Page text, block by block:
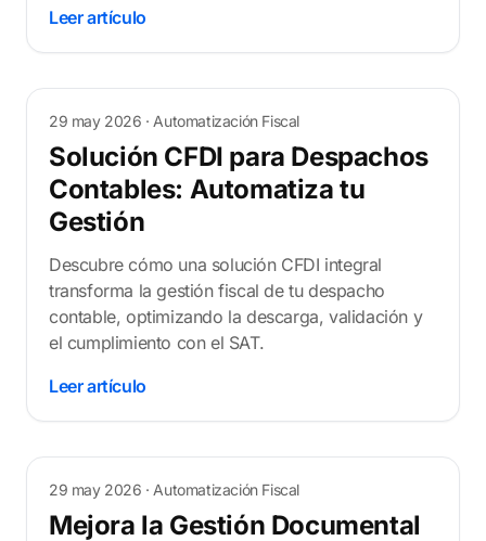
Leer artículo
29 may 2026 · Automatización Fiscal
Solución CFDI para Despachos
Contables: Automatiza tu
Gestión
Descubre cómo una solución CFDI integral
transforma la gestión fiscal de tu despacho
contable, optimizando la descarga, validación y
el cumplimiento con el SAT.
Leer artículo
29 may 2026 · Automatización Fiscal
Mejora la Gestión Documental